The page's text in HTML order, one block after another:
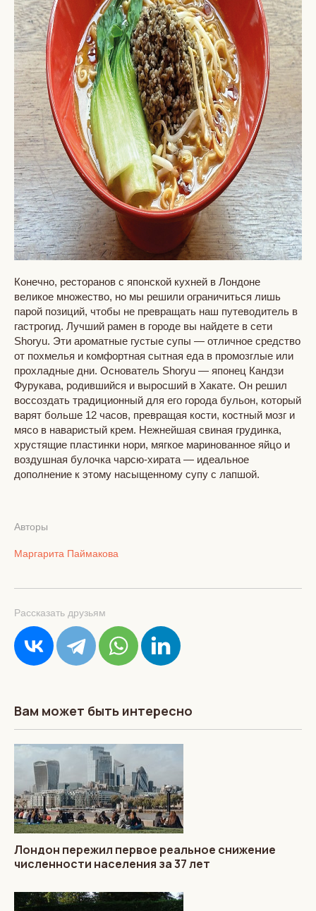
Конечно, ресторанов с японской кухней в Лондоне
великое множество, но мы решили ограничиться лишь
парой позиций, чтобы не превращать наш путеводитель в
гастрогид. Лучший рамен в городе вы найдете в сети
Shoryu. Эти ароматные густые супы — отличное средство
от похмелья и комфортная сытная еда в промозглые или
прохладные дни. Основатель Shoryu — японец Кандзи
Фурукава, родившийся и выросший в Хакате. Он решил
воссоздать традиционный для его города бульон, который
варят больше 12 часов, превращая кости, костный мозг и
мясо в наваристый крем. Нежнейшая свиная грудинка,
хрустящие пластинки нори, мягкое маринованное яйцо и
воздушная булочка чарсю-хирата — идеальное
дополнение к этому насыщенному супу с лапшой.
Авторы
Маргарита Паймакова
Рассказать друзьям
Вам может быть интересно
Лондон пережил первое реальное снижение
численности населения за 37 лет